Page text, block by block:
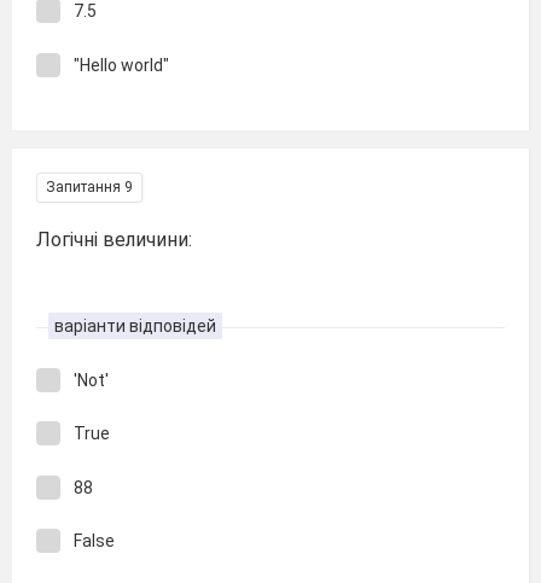
7.5
"Hello world"
Запитання 9
Логічні величини:
варіанти відповідей
'Not'
True
88
False